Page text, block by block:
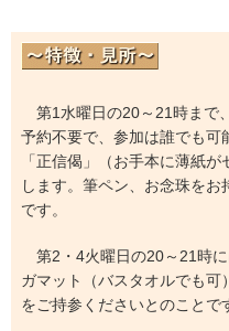
第1水曜日の20～21時まで
予約不要で、参加は誰でも可
「正信偈」（お手本に薄紙
します。筆ペン、お念珠をお
です。
第2・4火曜日の20～21時
ガマット（バスタオルでも
をご持参くださいとのことで